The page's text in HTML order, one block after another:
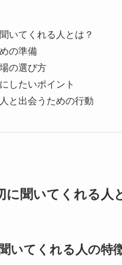
いてくれる人とは？
の準備
の選び方
したいポイント
と出会うための行動
に聞いてくれる人
いてくれる人の特